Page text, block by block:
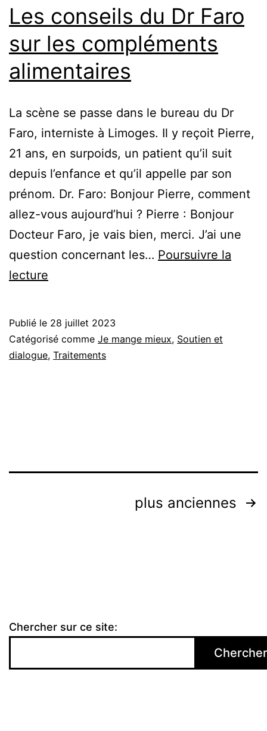
Les conseils du Dr Faro
sur les compléments
alimentaires
La scène se passe dans le bureau du Dr
Faro, interniste à Limoges. Il y reçoit Pierre,
21 ans, en surpoids, un patient qu’il suit
depuis l’enfance et qu’il appelle par son
prénom. Dr. Faro: Bonjour Pierre, comment
allez-vous aujourd’hui ? Pierre : Bonjour
Docteur Faro, je vais bien, merci. J’ai une
question concernant les… Poursuivre la
lecture
Dr
Faro
Publié le 28 juillet 2023
Catégorisé comme Je mange mieux, Soutien et
dialogue, Traitements
plus anciennes
Chercher sur ce site:
Chercher